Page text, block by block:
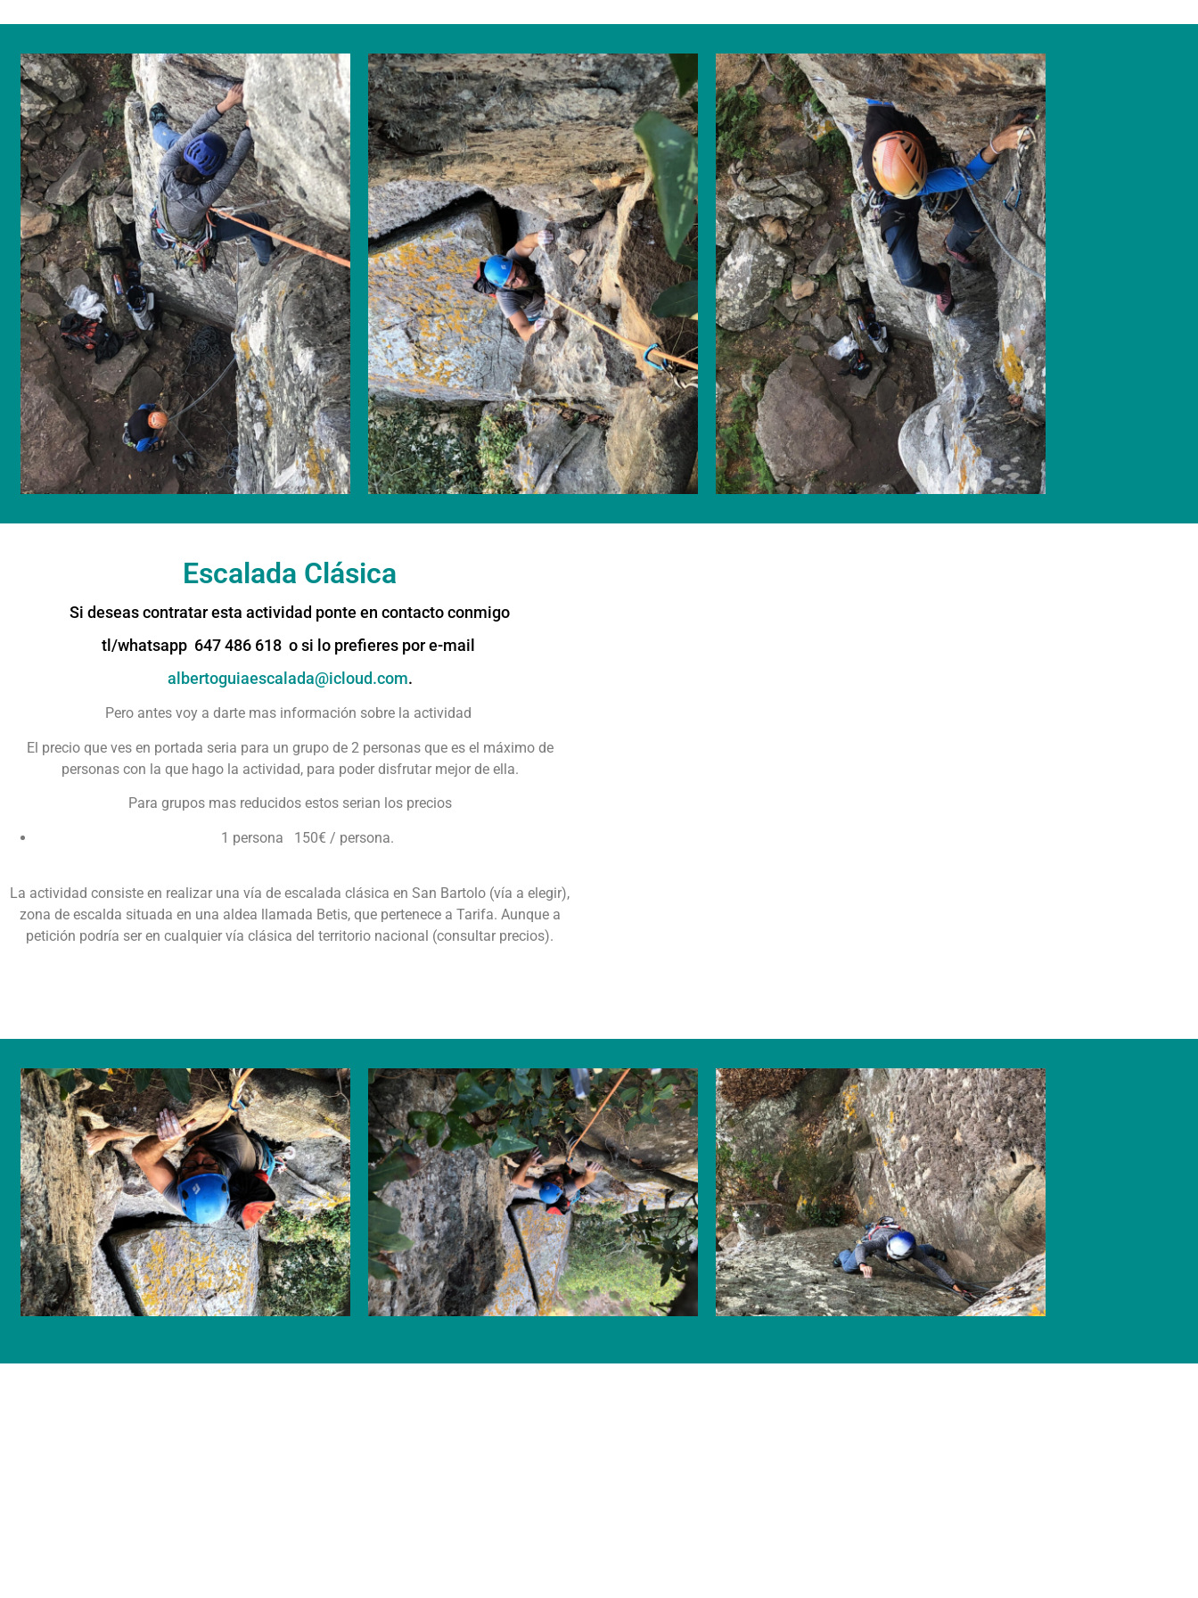
Escalada Clásica
Si deseas contratar esta actividad ponte en contacto conmigo
tl/whatsapp 647 486 618 o si lo prefieres por e-mail
albertoguiaescalada@icloud.com.
Pero antes voy a darte mas información sobre la actividad
El precio que ves en portada seria para un grupo de 2 personas que es el máximo de
personas con la que hago la actividad, para poder disfrutar mejor de ella.
Para grupos mas reducidos estos serian los precios
1 persona 150€ / persona.
La actividad consiste en realizar una vía de escalada clásica en San Bartolo (vía a elegir),
zona de escalda situada en una aldea llamada Betis, que pertenece a Tarifa. Aunque a
petición podría ser en cualquier vía clásica del territorio nacional (consultar precios).